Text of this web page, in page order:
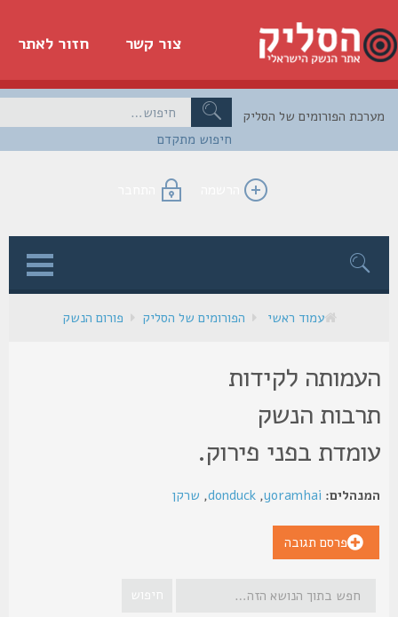
חזור לאתר צור קשר
חיפוש מתקדם
הפורומים של הסליק
הרשמה התחבר
עמוד ראשי הפורומים של הסליק פורום הנשק
לקידות
הנשק
בפני פירוק.
yoramhai
,
donduck
,שרקן
פרסם תגובה